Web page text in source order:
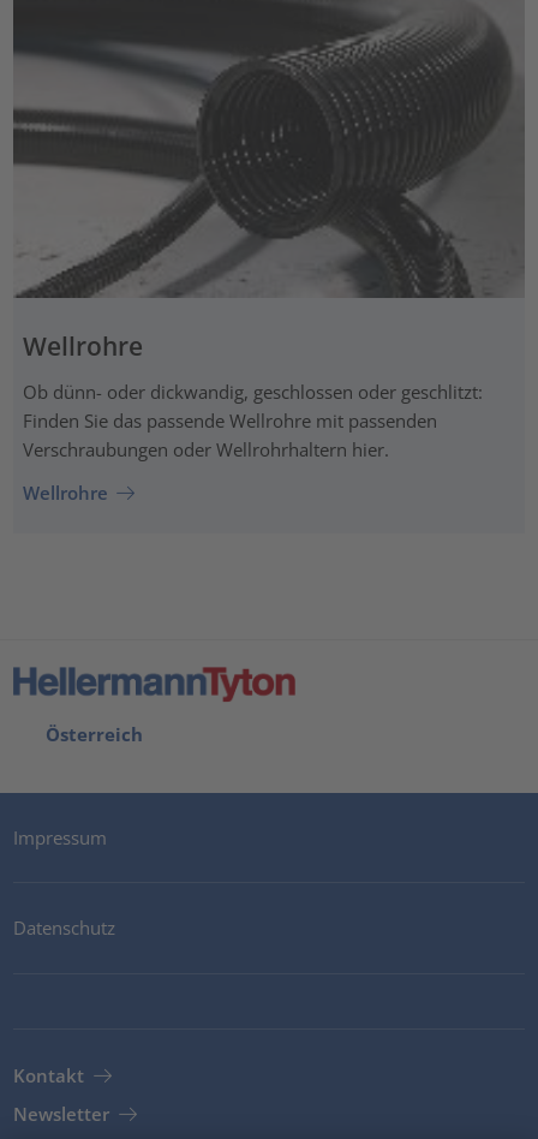
Wellrohre
Ob dünn- oder dickwandig, geschlossen oder geschlitzt:
Finden Sie das passende Wellrohre mit passenden
Verschraubungen oder Wellrohrhaltern hier.
Wellrohre
Österreich
Impressum
Datenschutz
Kontakt
Newsletter